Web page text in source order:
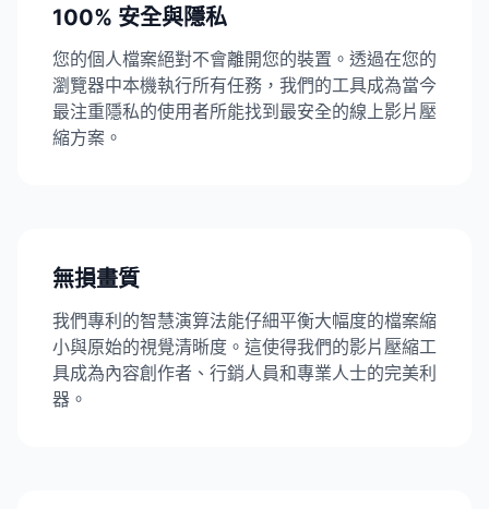
100% 安全與隱私
您的個人檔案絕對不會離開您的裝置。透過在您的
瀏覽器中本機執行所有任務，我們的工具成為當今
最注重隱私的使用者所能找到最安全的線上影片壓
縮方案。
無損畫質
我們專利的智慧演算法能仔細平衡大幅度的檔案縮
小與原始的視覺清晰度。這使得我們的影片壓縮工
具成為內容創作者、行銷人員和專業人士的完美利
器。